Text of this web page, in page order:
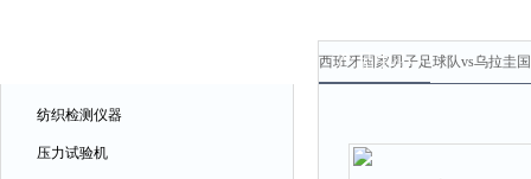
纺织检测仪器
压力试验机
西班牙国家男子足球队vs乌拉圭
产品中心